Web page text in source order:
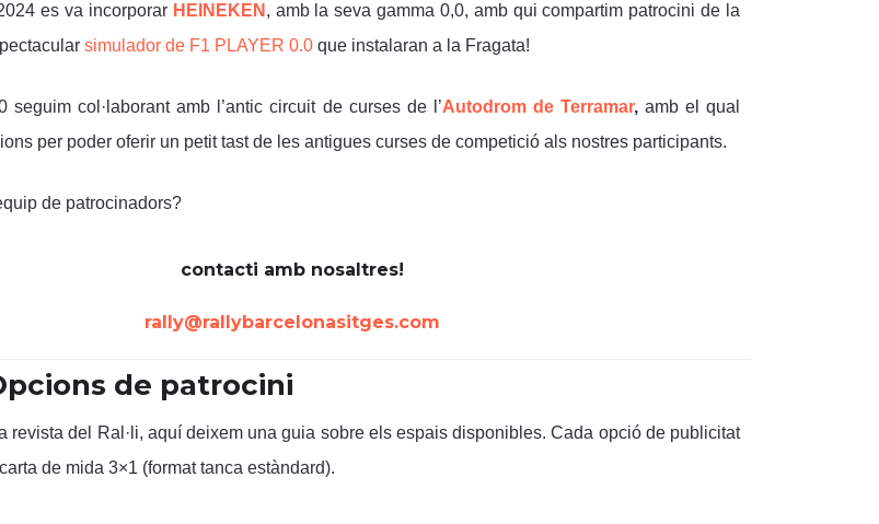
es va incorporar HEINEKEN , amb la seva gamma 0,0, amb qui compartim patrocini de la
simulador de F1 PLAYER 0.0 que instalaran a la Fragata!
seguim col·laborant amb l’antic circuit de curses de l’Autodrom de Terramar,amb el qual
per poder oferir un petit tast de les antigues curses de competició als nostres participants.
de patrocinadors?
contacti amb nosaltres!
rally@rallybarcelonasitges.com
de patrocini
revista del Ral·li, aquí deixem una guia sobre els espais disponibles. Cada opció de publicitat
de mida 3×1 (format tanca estàndard).